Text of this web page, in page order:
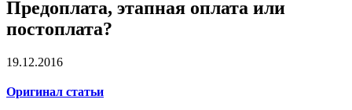
Предоплата, этапная оплата или
постоплата?
19.12.2016
Оригинал статьи